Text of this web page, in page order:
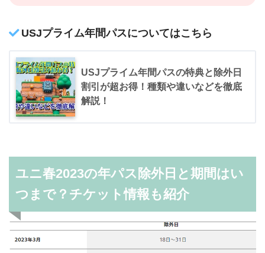
USJプライム年間パスについてはこちら
USJプライム年間パスの特典と除外日
割引が超お得！種類や違いなどを徹底
解説！
ユニ春2023の年パス除外日と期間はい
つまで？チケット情報も紹介